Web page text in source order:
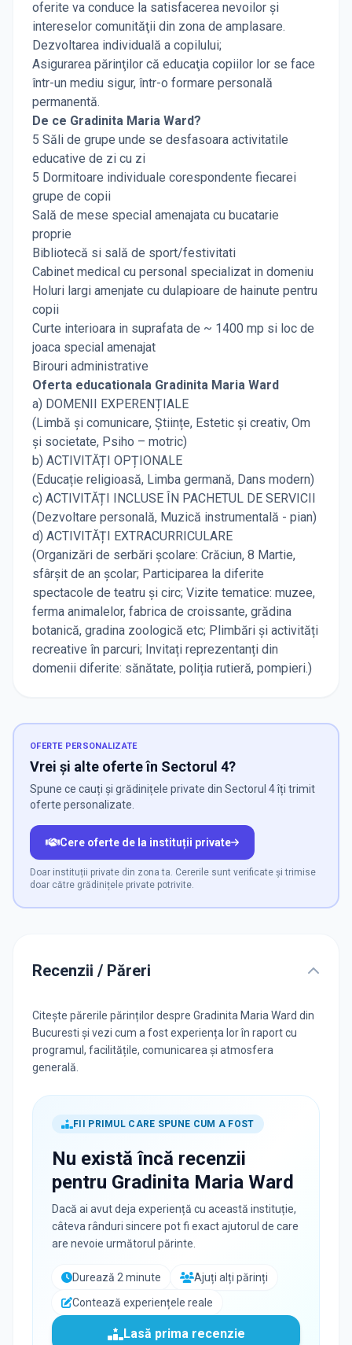
oferite va conduce la satisfacerea nevoilor şi
intereselor comunităţii din zona de amplasare.
Dezvoltarea individuală a copilului;
Asigurarea părinţilor că educaţia copiilor lor se face
într-un mediu sigur, într-o formare personală
permanentă.
De ce Gradinita Maria Ward?
5 Săli de grupe unde se desfasoara activitatile
educative de zi cu zi
5 Dormitoare individuale corespondente fiecarei
grupe de copii
Sală de mese special amenajata cu bucatarie
proprie
Bibliotecă si sală de sport/festivitati
Cabinet medical cu personal specializat in domeniu
Holuri largi amenjate cu dulapioare de hainute pentru
copii
Curte interioara in suprafata de ~ 1400 mp si loc de
joaca special amenajat
Birouri administrative
Oferta educationala Gradinita Maria Ward
a) DOMENII EXPERENȚIALE
(Limbă și comunicare, Științe, Estetic și creativ, Om
și societate, Psiho – motric)
b) ACTIVITĂȚI OPȚIONALE
(Educație religioasă, Limba germană, Dans modern)
c) ACTIVITĂȚI INCLUSE ÎN PACHETUL DE SERVICII
(Dezvoltare personală, Muzică instrumentală - pian)
d) ACTIVITĂȚI EXTRACURRICULARE
(Organizări de serbări școlare: Crăciun, 8 Martie,
sfârșit de an școlar; Participarea la diferite
spectacole de teatru și circ; Vizite tematice: muzee,
ferma animalelor, fabrica de croissante, grădina
botanică, gradina zoologică etc; Plimbări și activități
recreative în parcuri; Invitați reprezentanți din
domenii diferite: sănătate, poliția rutieră, pompieri.)
OFERTE PERSONALIZATE
Vrei și alte oferte în Sectorul 4?
Spune ce cauți și grădinițele private din Sectorul 4 îți trimit
oferte personalizate.
Cere oferte de la instituții private
Doar instituții private din zona ta. Cererile sunt verificate și trimise
doar către grădinițele private potrivite.
Recenzii / Păreri
Citește părerile părinților despre Gradinita Maria Ward din
Bucuresti și vezi cum a fost experiența lor în raport cu
programul, facilitățile, comunicarea și atmosfera
generală.
FII PRIMUL CARE SPUNE CUM A FOST
Nu există încă recenzii
pentru Gradinita Maria Ward
Dacă ai avut deja experiență cu această instituție,
câteva rânduri sincere pot fi exact ajutorul de care
are nevoie următorul părinte.
Durează 2 minute
Ajuți alți părinți
Contează experiențele reale
Lasă prima recenzie